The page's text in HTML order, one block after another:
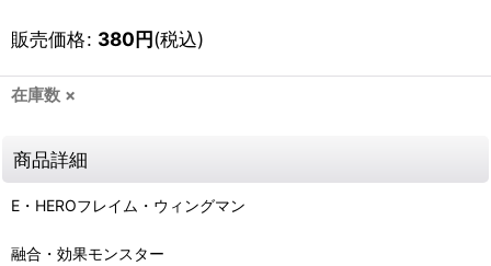
販売価格: 380円(税込)
在庫数 ×
商品詳細
E・HEROフレイム・ウィングマン
融合・効果モンスター